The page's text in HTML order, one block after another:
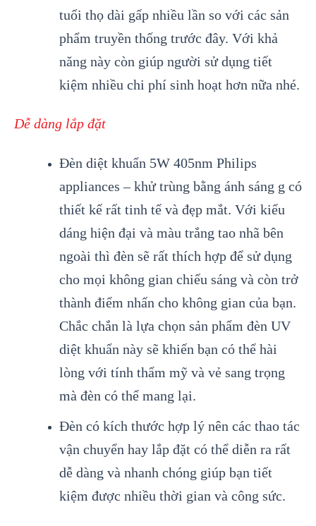
tuổi thọ dài gấp nhiều lần so với các sản
phẩm truyền thống trước đây. Với khả
năng này còn giúp người sử dụng tiết
kiệm nhiều chi phí sinh hoạt hơn nữa nhé.
Dễ dàng lắp đặt
Đèn diệt khuẩn 5W 405nm Philips
appliances – khử trùng bằng ánh sáng g có
thiết kế rất tinh tế và đẹp mắt. Với kiểu
dáng hiện đại và màu trắng tao nhã bên
ngoài thì đèn sẽ rất thích hợp để sử dụng
cho mọi không gian chiếu sáng và còn trở
thành điểm nhấn cho không gian của bạn.
Chắc chắn là lựa chọn sản phẩm đèn UV
diệt khuẩn này sẽ khiến bạn có thể hài
lòng với tính thẩm mỹ và vẻ sang trọng
mà đèn có thể mang lại.
Đèn có kích thước hợp lý nên các thao tác
vận chuyển hay lắp đặt có thể diễn ra rất
dễ dàng và nhanh chóng giúp bạn tiết
kiệm được nhiều thời gian và công sức.